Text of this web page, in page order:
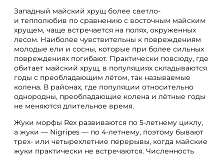
Западный майский хрущ более светло-
и теплолюбив по сравнению с восточным майским
хрущем, чаще встречается на полях, окруженных
лесом. Наиболее чувствительны к повреждениям
молодые ели и сосны, которые при более сильных
повреждениях погибают. Практически повсюду, где
обитает майский хрущ, в популяциях складываются
годы с преобладающим лётом, так называемые
колена. В районах, где популяции относительно
однородны, преобладающие колена и лётные годы
не меняются длительное время.
Жуки морфы Rex развиваются по 5-летнему циклу,
а жуки — Nigripes — по 4-летнему, поэтому бывают
трех- или четырехлетние перерывы, когда майские
жуки практически не встречаются. Численность